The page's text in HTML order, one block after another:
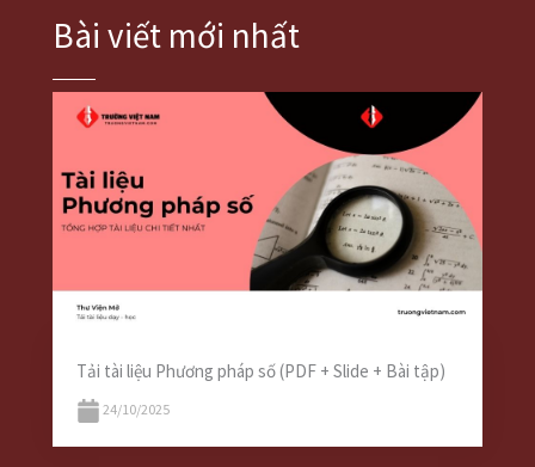
Bài viết mới nhất
Tải tài liệu Phương pháp số (PDF + Slide + Bài tập)
24/10/2025